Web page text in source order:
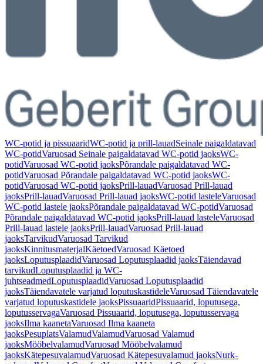
WC-potid ja pissuaaridWC-potid ja prill-lauadSeinale paigaldatavad
WC-potidVaruosad Seinale paigaldatavad WC-potid jaoksWC-
potidVaruosad WC-potid jaoksPõrandale paigaldatavad WC-
potidVaruosad Põrandale paigaldatavad WC-potid jaoksWC-
potidVaruosad WC-potid jaoksPrill-lauadVaruosad Prill-lauad
jaoksPrill-lauadVaruosad Prill-lauad jaoksWC-potid lasteleVaruosad
WC-potid lastele jaoksPõrandale paigaldatavad WC-potidVaruosad
Põrandale paigaldatavad WC-potid jaoksPrill-lauad lasteleVaruosad
Prill-lauad lastele jaoksPrill-lauadVaruosad Prill-lauad
jaoksTarvikudVaruosad Tarvikud
jaoksKinnitusmaterjalKäetoedVaruosad Käetoed
jaoksLoputusplaadidVaruosad Loputusplaadid jaoksTäiendavad
tarvikudLoputusplaadid ja WC-
juhtseadmedLoputusplaadidVaruosad Loputusplaadid
jaoksTäiendavatele varjatud loputuskastideleVaruosad Täiendavatele
varjatud loputuskastidele jaoksPissuaaridPissuaarid, loputusega,
loputusservagaVaruosad Pissuaarid, loputusega, loputusservaga
jaoksIlma kaanetaVaruosad Ilma kaaneta
jaoksPesuplatsValamudValamudVaruosad Valamud
jaoksMööbelvalamudVaruosad Mööbelvalamud
jaoksKätepesuvalamudVaruosad Kätepesuvalamud jaoksNurk-